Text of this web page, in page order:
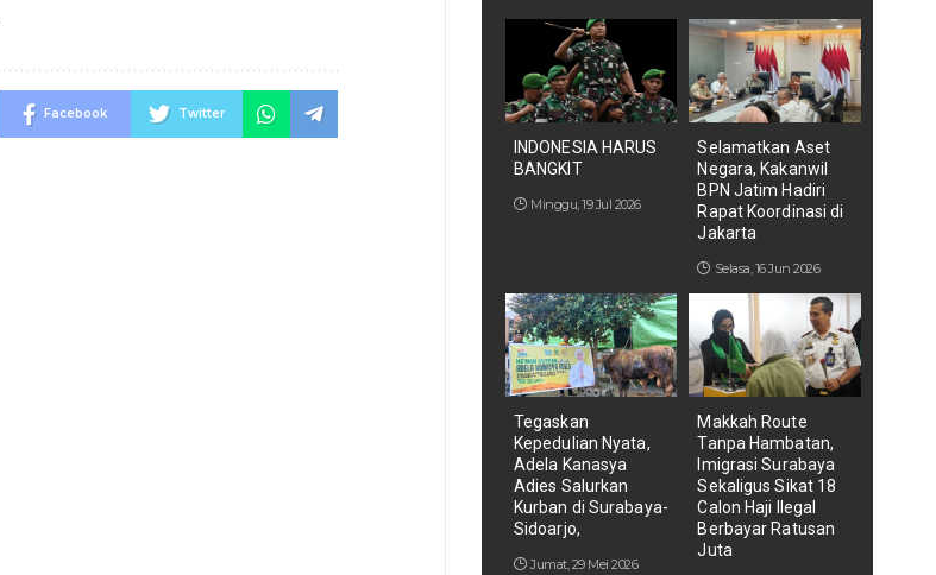
Facebook Twitter
INDONESIA HARUS
BANGKIT
Minggu, 19 Jul 2026
Selamatkan Aset
Negara, Kakanwil
BPN Jatim Hadiri
Rapat Koordinasi di
Jakarta
Selasa, 16 Jun 2026
Tegaskan
Kepedulian Nyata,
Adela Kanasya
Adies Salurkan
Kurban di Surabaya-
Sidoarjo,
Jumat, 29 Mei 2026
Makkah Route
Tanpa Hambatan,
Imigrasi Surabaya
Sekaligus Sikat 18
Calon Haji Ilegal
Berbayar Ratusan
Juta